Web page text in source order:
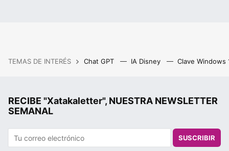
TEMAS DE INTERÉS Chat GPT IA Disney Clave Windows
RECIBE "Xatakaletter", NUESTRA NEWSLETTER
SEMANAL
SUSCRIBIR